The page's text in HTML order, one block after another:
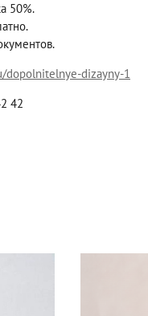
50%.
dopolnitelnye-dizayny-1
42